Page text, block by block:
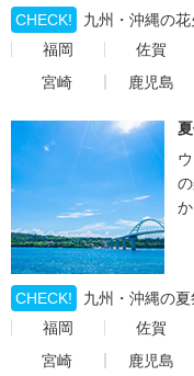
CHECK!
九州・沖縄の
福岡
佐賀
宮崎
鹿児島
CHECK!
九州・沖縄の
福岡
佐賀
宮崎
鹿児島